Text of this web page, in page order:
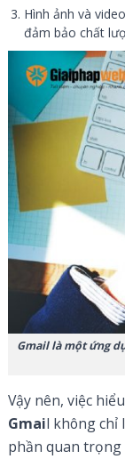
Hình ảnh và
đảm bảo chất
Gmail là một ứng
Vậy nên, việc hiểu
Gmail không chỉ
phần quan